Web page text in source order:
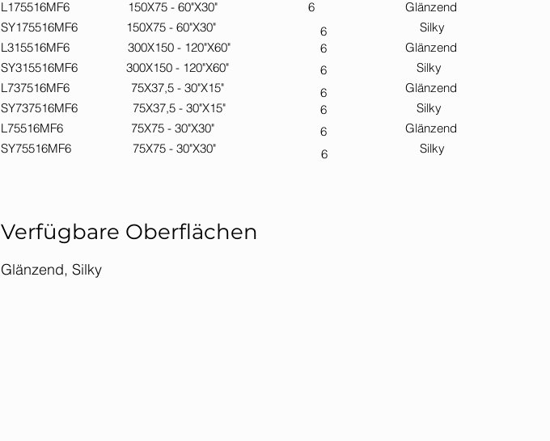
L175516MF6 150X75 - 60"X30" 6 Glänzend
SY175516MF6 150X75 - 60"X30" Silky
L315516MF6 300X150 - 120"X60" Glänzend
SY315516MF6 300X150 - 120"X60" Silky
L737516MF6 75X37,5 - 30"X15" Glänzend
SY737516MF6 75X37,5 - 30"X15" Silky
L75516MF6 75X75 - 30"X30" Glänzend
SY75516MF6 75X75 - 30"X30" Silky
6
6
6
6
6
6
6
Verfügbare Oberflächen
Glänzend, Silky